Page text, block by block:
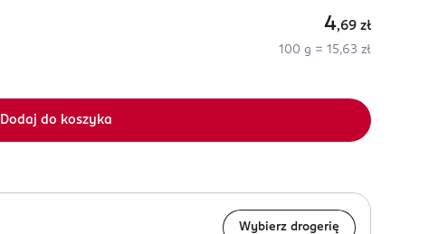
4,69 zł
100 g = 15,63 zł
Dodaj do koszyka
Wybierz drogerię